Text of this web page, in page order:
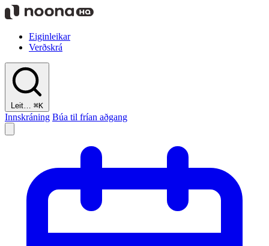
Eiginleikar
Verðskrá
Leit… ⌘K
Innskráning Búa til frían aðgang